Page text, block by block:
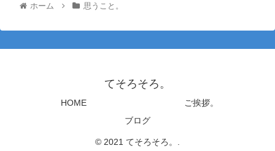
ホーム 思うこと。
てそろそろ。
HOME
ご挨拶。
ブログ
© 2021 てそろそろ。.